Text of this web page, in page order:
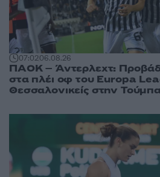
07:0206.08.26
ΠΑΟΚ – Άντερλεχτ:
στα πλέι οφ του Europa
Θεσσαλονικείς στην